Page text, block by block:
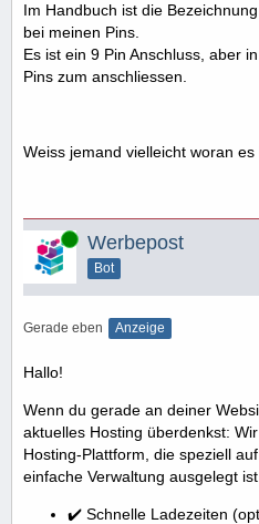
Im Handbuch ist die
bei meinen Pins.
Es ist ein 9 Pin Anschluss, aber
Pins zum anschliessen.
Weiss jemand vielleicht woran es
Online Werbepost
Bot
Gerade eben Anzeige
Hallo!
Wenn du gerade an deiner
aktuelles Hosting überdenkst:
Hosting-Plattform, die speziell
einfache Verwaltung ausgelegt ist.
✔️ Schnelle Ladezeiten